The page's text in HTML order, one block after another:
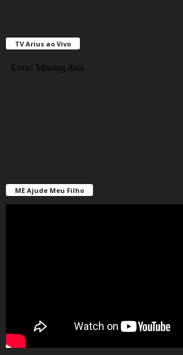
TV Arius ao Vivo
ME Ajude Meu Filho